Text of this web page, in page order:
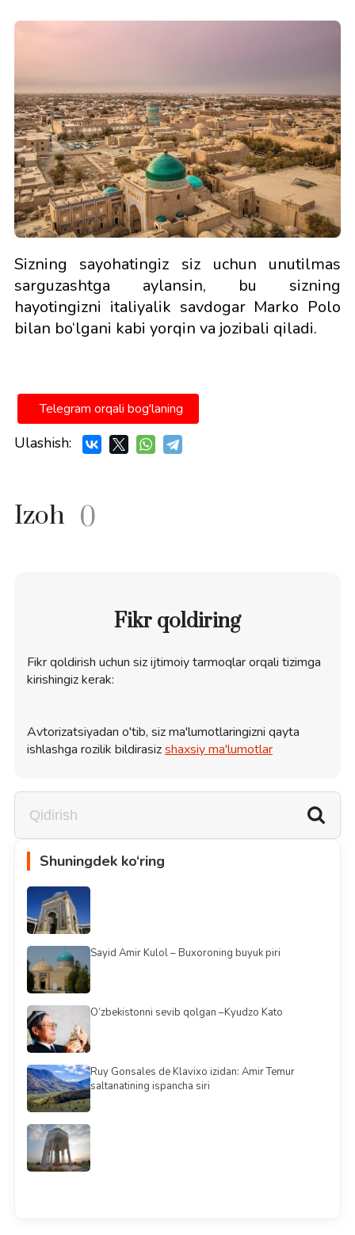
Sizning sayohatingiz siz uchun unutilmas
sarguzashtga aylansin, bu sizning
hayotingizni italiyalik savdogar Marko Polo
bilan bo‘lgani kabi yorqin va jozibali qiladi.
Telegram orqali bog'laning
Ulashish:
Izoh 0
Fikr qoldiring
Fikr qoldirish uchun siz ijtimoiy tarmoqlar orqali tizimga
kirishingiz kerak:
Avtorizatsiyadan o'tib, siz ma'lumotlaringizni qayta
ishlashga rozilik bildirasizshaxsiy ma'lumotlar
Shuningdek ko‘ring
Sayid Amir Kulol – Buxoroning buyuk piri
O‘zbekistonni sevib qolgan –Kyudzo Kato
Ruy Gonsales de Klavixo izidan: Amir Temur
saltanatining ispancha siri